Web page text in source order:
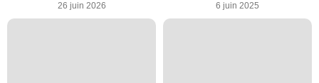
26 juin 2026 6 juin 2025